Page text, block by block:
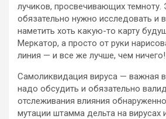
лучиков, просвечивающих темноту.
обязательно нужно исследовать и в
наметить хоть какую-то карту
Меркатор, а просто от руки
линия — и все же лучше, чем ничего!
Самоликвидация вируса — важная
надо обсудить и обязательно
отслеживания влияния
мутации штамма дельта на вирусах